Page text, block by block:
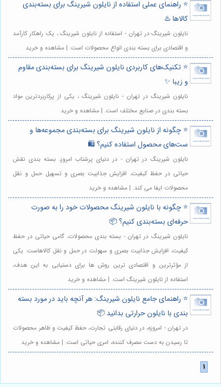
⭐️ راهنمای عملی استفاده از نایلون شیرینگ برای بسته‌بندی
کالاها ♨️
نایلون شیرینگ در تهران - استفاده از نایلون شیرینگ ، یک راهکار کارآمد
و اقتصادی برای بسته بندی انواع محصولات است. | مشاهده و خرید
⭐️ تکنیک‌های کاربردی نایلون شیرینگ برای بسته‌بندی مقاوم
و زیبا ✨
نایلون شیرینگ در تهران - نایلون شیرینگ ، یکی از پرکاربردترین مواد
بسته بندی در صنایع مختلف است. | مشاهده و خرید
⭐️ چگونه از نایلون شیرینگ برای بسته‌بندی مجموعه‌ها و
ست‌های محصول استفاده کنیم؟ 🛍️
نایلون شیرینگ در تهران - در دنیای پرشتاب امروز، بسته بندی نقش
حیاتی در حفظ کیفیت، افزایش جذابیت بصری و تسهیل حمل و نقل
محصولات ایفا می کند. | مشاهده و خرید
⭐️ چگونه با نایلون شیرینگ محصولات خود را به صورت
حرفه‌ای بسته‌بندی کنیم؟ 📦
نایلون شیرینگ در تهران - بسته بندی محصولات، گامی حیاتی در حفظ
کیفیت، افزایش جذابیت بصری و سهولت در حمل و نقل کالاهاست. یکی
از مؤثرترین و اقتصادی ترین روش ها برای دستیابی به این هدف،
استفاده از نایلون شیرینگ است. | مشاهده و خرید
⭐️ راهنمای جامع نایلون شیرینگ: هر آنچه باید در مورد بسته
بندی با نایلون حرارتی بدانید 📦
در تهران - امروزه، در دنیای رقابتی تجارت، حفظ کیفیت و ظاهر محصولات
تا رسیدن به دست مصرف کننده، امری حیاتی است. | مشاهده و خرید